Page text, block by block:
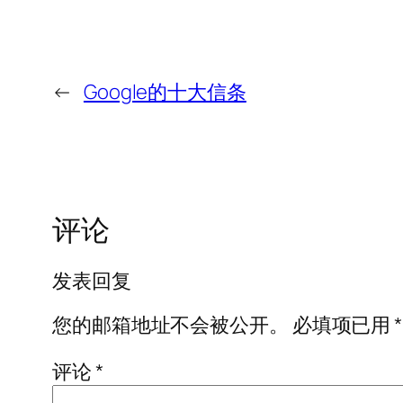
← Google的十大信条
评论
发表回复
您的邮箱地址不会被公开。
必填项已用*
评论*